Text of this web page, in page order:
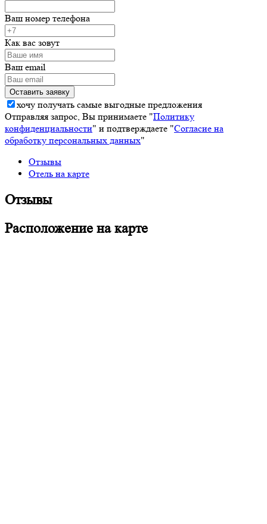
Ваш номер телефона
Как вас зовут
Ваш email
хочу получать самые выгодные предложения
Отправляя запрос, Вы принимаете "Политику
конфиденциальности" и подтверждаете "Согласие на
обработку персональных данных"
Отзывы
Отель на карте
Отзывы
Расположение на карте